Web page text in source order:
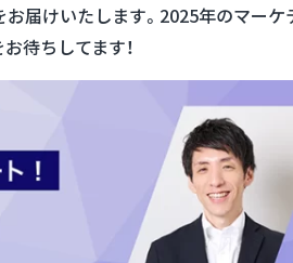
お届けいたします。2025年のマー
待ちしてます！